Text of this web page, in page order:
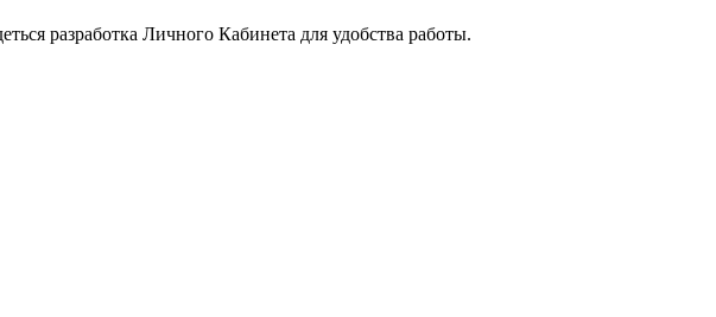
разработка Личного Кабинета для удобства работы.